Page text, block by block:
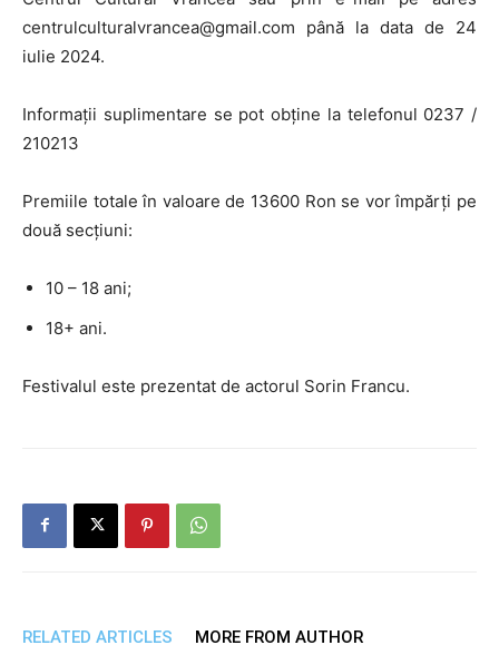
centrulculturalvrancea@gmail.com până la data de 24
iulie 2024.
Informații suplimentare se pot obține la telefonul 0237 /
210213
Premiile totale în valoare de 13600 Ron se vor împărți pe
două secțiuni:
10 – 18 ani;
18+ ani.
Festivalul este prezentat de actorul Sorin Francu.
RELATED ARTICLES MORE FROM AUTHOR